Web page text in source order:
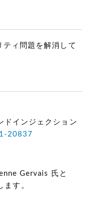
ィ問題を解消して
ドインジェクション
20837
Gervais 氏と
す。